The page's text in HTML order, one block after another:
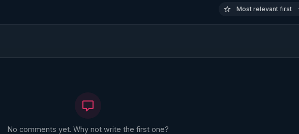
Most relevant first
No comments yet. Why not write the first one?